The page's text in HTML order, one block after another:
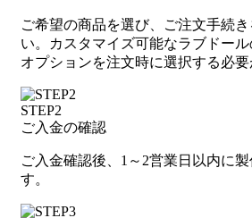
ご希望の商品を選び、ご注文手続
い。カスタマイズ可能なラブドー
オプションを注文時に選択する必要
STEP2
ご入金の確認
ご入金確認後、1～2営業日以内に
す。